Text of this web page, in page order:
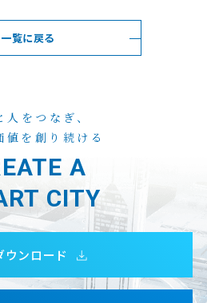
一覧に戻る
人をつなぎ、
値を創り続ける
A
CITY
ウンロード